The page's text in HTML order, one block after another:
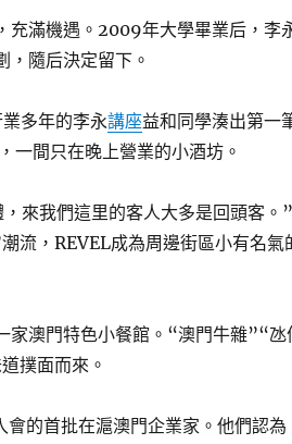
充滿機遇。2009年大學畢業后，李
，隨后決定留下。
多年的李永講座益和同學湊出第一
一間只在晚上營業的小酒坊。
來我們這里的客人大多是回頭客。”
流，REVEL成為周邊街區小有名氣
家澳門特色小餐館。“澳門牛雜”“氹
撲面而來。
的首批在滬澳門企業家。他們認為